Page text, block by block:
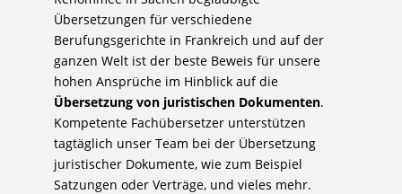
Übersetzungen für verschiedene
Berufungsgerichte in Frankreich und auf der
ganzen Welt ist der beste Beweis für unsere
hohen Ansprüche im Hinblick auf die
Übersetzung von juristischen Dokumenten.
Kompetente Fachübersetzer unterstützen
tagtäglich unser Team bei der Übersetzung
juristischer Dokumente, wie zum Beispiel
Satzungen oder Verträge, und vieles mehr.